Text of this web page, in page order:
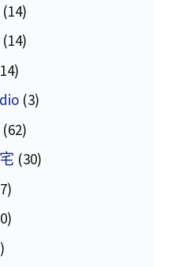
(14)
(14)
(3)
(62)
(30)